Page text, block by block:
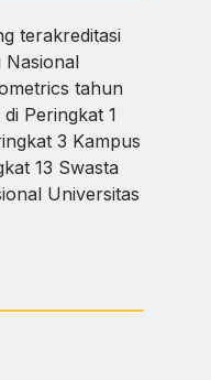
terakreditasi
Nasional
tahun
Peringkat 1
3 Kampus
13 Swasta
Universitas